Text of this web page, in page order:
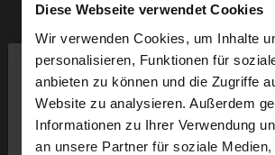
Diese Webseite verwendet Cookies
Wir verwenden Cookies, um Inhalte
personalisieren, Funktionen für
anbieten zu können und die Zugriffe
Website zu analysieren. Außerdem
Informationen zu Ihrer Verwendung
an unsere Partner für soziale Medien,
hallo
Sie greifen von Deutschland auf die
Möchten Sie unsere United States